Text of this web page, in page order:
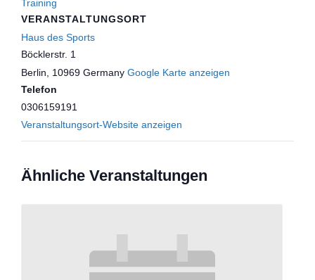
Training
VERANSTALTUNGSORT
Haus des Sports
Böcklerstr. 1
Berlin
10969 Germany Google Karte anzeigen
Telefon
0306159191
Veranstaltungsort-Website anzeigen
Ähnliche Veranstaltungen